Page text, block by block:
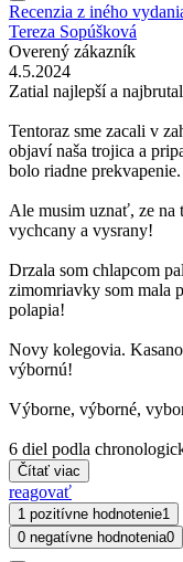
Recenzia z iného
Tereza Sopúšková
Overený zákazník
4.5.2024
Zatial najlepší a
Tentoraz sme zacali v
objaví naša trojica a
bolo riadne prekvapenie.
Ale musim uznať, ze na
vychcany a vysrany!
Drzala som chlapcom
zimomriavky som mala
polapia!
Novy kolegovia.
výbornú!
Výborne, výborné,
6 diel podla
Čítať viac
reagovať
1 pozitívne hodnotenie1
0 negatívne hodnotenia0